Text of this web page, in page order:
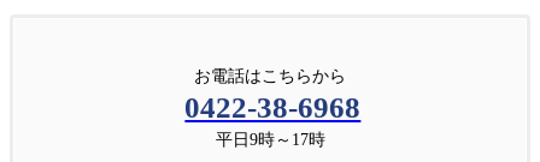
お電話はこちらから
0422-38-6968
平日9時～17時